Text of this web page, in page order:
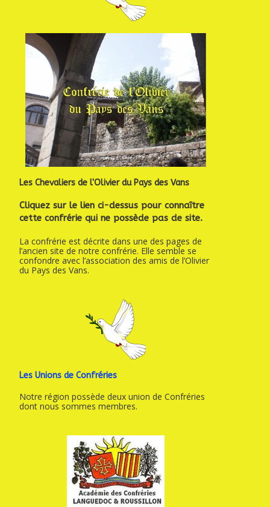
Les Chevaliers de l'Olivier du Pays des Vans
Cliquez sur le lien ci-dessus pour connaître
cette confrérie qui ne possède pas de site.
La confrérie est décrite dans une des pages de
l’ancien site de notre confrérie. Elle semble se
confondre avec l’association des amis de l’Olivier
du Pays des Vans.
Les Unions de Confréries
Notre région possède deux union de Confréries
dont nous sommes membres.